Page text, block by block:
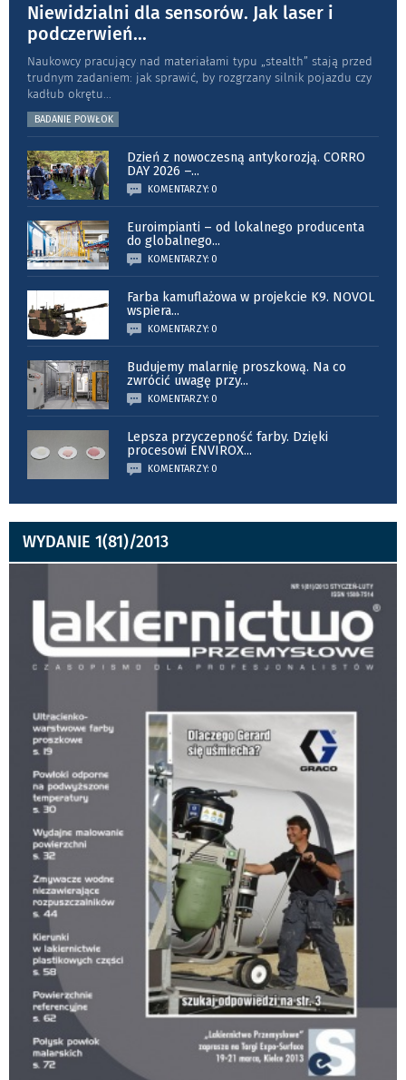
Niewidzialni dla sensorów. Jak laser i
podczerwień...
Naukowcy pracujący nad materiałami typu „stea­lth” stają przed
trudnym zadaniem: jak sprawić, by rozgrzany silnik pojazdu czy
kadłub okrętu
BADANIE POWŁOK
Dzień z nowoczesną antykorozją. CORRO
DAY 2026 –...
KOMENTARZY: 0
Euroimpianti – od lokalnego producenta
do globalnego...
KOMENTARZY: 0
Farba kamuflażowa w projekcie K9. NOVOL
wspiera...
KOMENTARZY: 0
Budujemy malarnię proszkową. Na co
zwrócić uwagę przy...
KOMENTARZY: 0
Lepsza przyczepność farby. Dzięki
procesowi ENVIROX...
KOMENTARZY: 0
WYDANIE 1(81)/2013